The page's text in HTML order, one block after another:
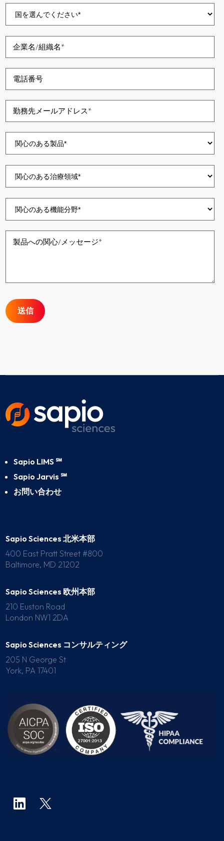
Sapio LIMS ℠
Sapio Jarvis ℠
お問い合わせ
Sapio Sciences 北米本部
400 East Pratt Street #800
Baltimore, MD 21202
Sapio Sciences 欧州本部
210 Euston Road
London NW1 2DA
Sapio Sciences コンサルティング
205 N George St
York, PA 17401